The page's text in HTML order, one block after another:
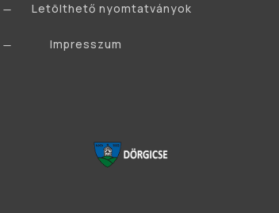
K Letölthető nyomtatványok
K Impresszum